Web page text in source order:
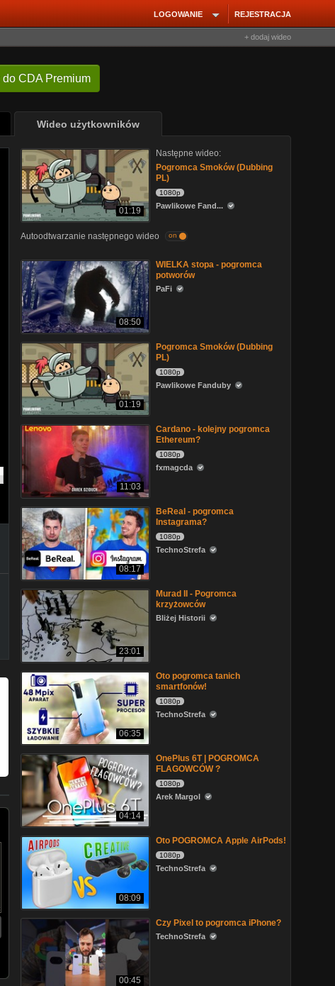
REJESTRACJA
LOGOWANIE
+ dodaj wideo
do CDA Premium
Wideo użytkowników
01:19
Następne wideo:
Pogromca Smoków (Dubbing
PL)
1080p
Pawlikowe Fand...
Autoodtwarzanie następnego wideo on
08:50
WIELKA stopa - pogromca
potworów
PaFi
01:19
Pogromca Smoków (Dubbing
PL)
1080p
Pawlikowe Fanduby
11:03
Cardano - kolejny pogromca
Ethereum?
1080p
fxmagcda
08:17
BeReal - pogromca
Instagrama?
1080p
TechnoStrefa
23:01
Murad II - Pogromca
krzyżowców
Bliżej Historii
06:35
Oto pogromca tanich
smartfonów!
1080p
TechnoStrefa
04:14
OnePlus 6T | POGROMCA
FLAGOWCÓW ?
1080p
Arek Margol
08:09
Oto POGROMCA Apple AirPods!
1080p
TechnoStrefa
00:45
Czy Pixel to pogromca iPhone?
TechnoStrefa